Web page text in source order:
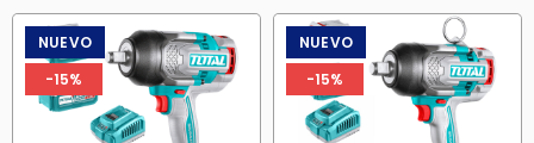
NUEVO
-15%
NUEVO
-15%